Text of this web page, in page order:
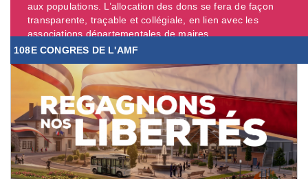
aux populations. L’allocation des dons se fera de façon
transparente, traçable et collégiale, en lien avec les
associations départementales de maires. ...
108E CONGRES DE L'AMF